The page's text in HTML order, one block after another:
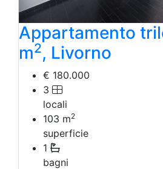
Appartamento
m2, Livorno
€ 180.000
3
locali
103 m2
superficie
1
bagni